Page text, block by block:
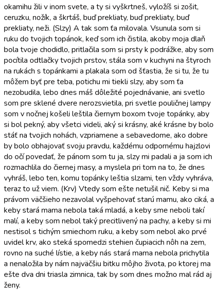
okamihu žili v inom svete, a ty si vyškrtneš, vyložíš si zošit,
ceruzku, nožík, a škrtáš, buď prekliaty, buď prekliaty, buď
prekliaty, neži. (Slzy) A tak som ťa milovala. Vsunula som si
ruku do tvojich topánok, keď som ich čistila, akoby moja dlaň
bola tvoje chodidlo, pritlačila som si prsty k podrážke, aby som
pocítila odtlačky tvojich prstov, stála som v kuchyni na štyroch
na rukách s topánkami a plakala som od šťastia, že si tu, že tu
môžem byť pre teba, potichu mi tiekli slzy, aby som ťa
nezobudila, lebo dnes máš dôležité pojednávanie, ani svetlo
som pre sklené dvere nerozsvietila, pri svetle pouličnej lampy
som v nočnej košeli leštila čiernym boxom tvoje topánky, aby
si bol pekný, aby všetci videli, aký si krásny, aké krásne by bolo
stáť na tvojich nohách, vzpriamene a sebavedome, ako dobre
by bolo obhajovať svoju pravdu, každému odpornému hajzlovi
do očí povedať, že pánom som tu ja, slzy mi padali a ja som ich
rozmachlila do čiernej masy, a myslela pri tom na to, že dnes
vyhráš, lebo ten, komu topánky leštia slzami, ten vždy vyhráva,
teraz to už viem. (Krv) Vtedy som ešte netušil nič. Keby si ma
právom väčšieho nezavolal vyšpehovať starú mamu, ako ciká, a
keby stará mama nebola taká mladá, a keby sme neboli takí
malí, a keby som nebol taký precitlivený na pachy, a keby si mi
nestisol s tichým smiechom ruku, a keby som nebol ako prvé
uvidel krv, ako steká spomedzi stehien čupiacich nôh na zem,
rovno na suché lístie, a keby nás stará mama nebola prichytila
a nenaložila by nám najväčšiu bitku môjho života, po ktorej ma
ešte dva dni triasla zimnica, tak by som dnes možno mal rád aj
ženy.